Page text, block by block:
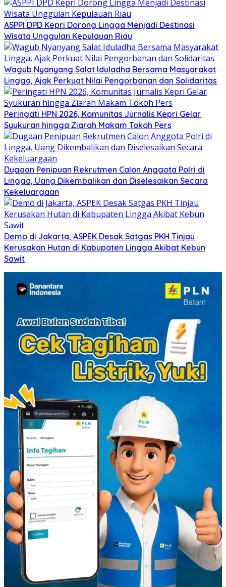
ASPPI DPD Kepri Dorong Lingga Menjadi Destinasi
Wisata Unggulan Kepulauan Riau
Wagub Nyanyang Salat Iduladha Bersama Masyarakat
Lingga, Ajak Perkuat Nilai Pengorbanan dan Solidaritas
Peringati HPN 2026, Komunitas Jurnalis Kepri Gelar
Syukuran hingga Ziarah Makam Tokoh Pers
Dugaan Penipuan Rekrutmen Calon Anggota Polri di
Lingga, Uang Dikembalikan dan Diselesaikan Secara
Kekeluargaan
Demo di Jakarta, ASPEK Desak Satgas PKH Tinjau
Kerusakan Hutan di Kabupaten Lingga Akibat Kebun
Sawit